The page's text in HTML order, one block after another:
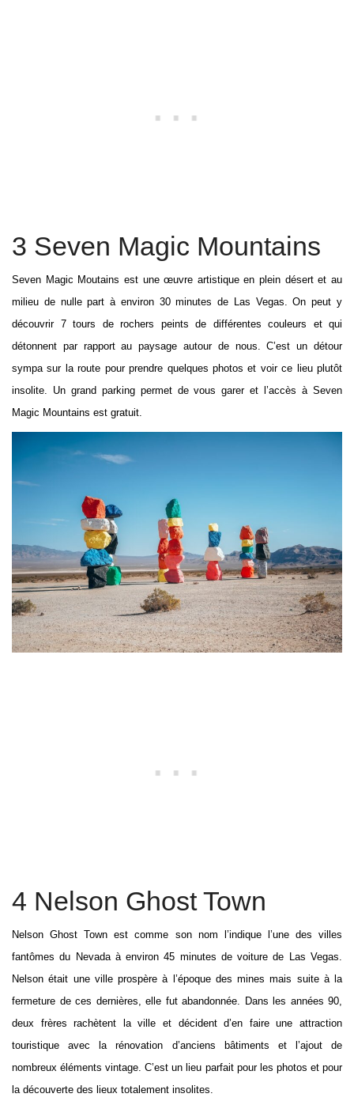
3 Seven Magic Mountains
Seven Magic Moutains est une œuvre artistique en plein désert et au
milieu de nulle part à environ 30 minutes de Las Vegas. On peut y
découvrir 7 tours de rochers peints de différentes couleurs et qui
détonnent par rapport au paysage autour de nous. C’est un détour
sympa sur la route pour prendre quelques photos et voir ce lieu plutôt
insolite. Un grand parking permet de vous garer et l’accès à Seven
Magic Mountains est gratuit.
4 Nelson Ghost Town
Nelson Ghost Town est comme son nom l’indique l’une des villes
fantômes du Nevada à environ 45 minutes de voiture de Las Vegas.
Nelson était une ville prospère à l’époque des mines mais suite à la
fermeture de ces dernières, elle fut abandonnée. Dans les années 90,
deux frères rachètent la ville et décident d’en faire une attraction
touristique avec la rénovation d’anciens bâtiments et l’ajout de
nombreux éléments vintage. C’est un lieu parfait pour les photos et pour
la découverte des lieux totalement insolites.